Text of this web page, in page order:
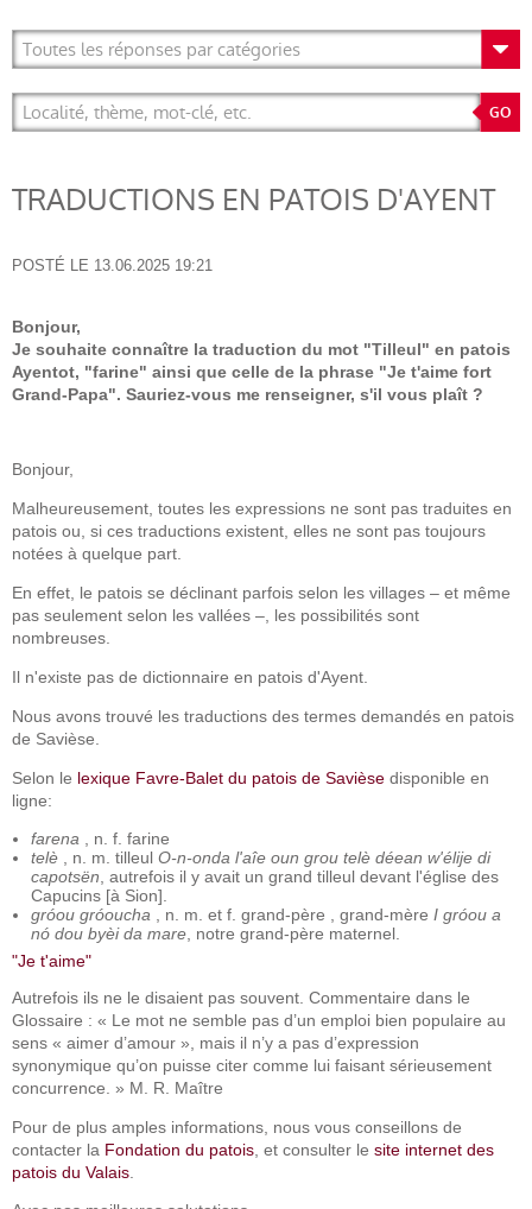
TRADUCTIONS EN PATOIS D'AYENT
POSTÉ LE 13.06.2025 19:21
Bonjour,
Je souhaite connaître la traduction du mot "Tilleul" en patois
Ayentot, "farine" ainsi que celle de la phrase "Je t'aime fort
Grand-Papa". Sauriez-vous me renseigner, s'il vous plaît ?
Bonjour,
Malheureusement, toutes les expressions ne sont pas traduites en
patois ou, si ces traductions existent, elles ne sont pas toujours
notées à quelque part.
En effet, le patois se déclinant parfois selon les villages – et même
pas seulement selon les vallées –, les possibilités sont
nombreuses.
Il n'existe pas de dictionnaire en patois d'Ayent.
Nous avons trouvé les traductions des termes demandés en patois
de Savièse.
Selon le lexique Favre-Balet du patois de Savièse disponible en
ligne:
farena , n. f. farine
telè , n. m. tilleul O-n-onda l'aîe oun grou telè déean w'élije di
capotsën , autrefois il y avait un grand tilleul devant l'église des
Capucins [à Sion].
gróou gróoucha
, n. m. et f. grand-père , grand-mère I gróou a
nó dou byèi da mare , notre grand-père maternel.
"Je t'aime"
Autrefois ils ne le disaient pas souvent. Commentaire dans le
Glossaire : « Le mot ne semble pas d’un emploi bien populaire au
sens « aimer d’amour », mais il n’y a pas d’expression
synonymique qu’on puisse citer comme lui faisant sérieusement
concurrence. » M. R. Maître
Pour de plus amples informations, nous vous conseillons de
contacter la Fondation du patois , et consulter le site internet des
patois du Valais